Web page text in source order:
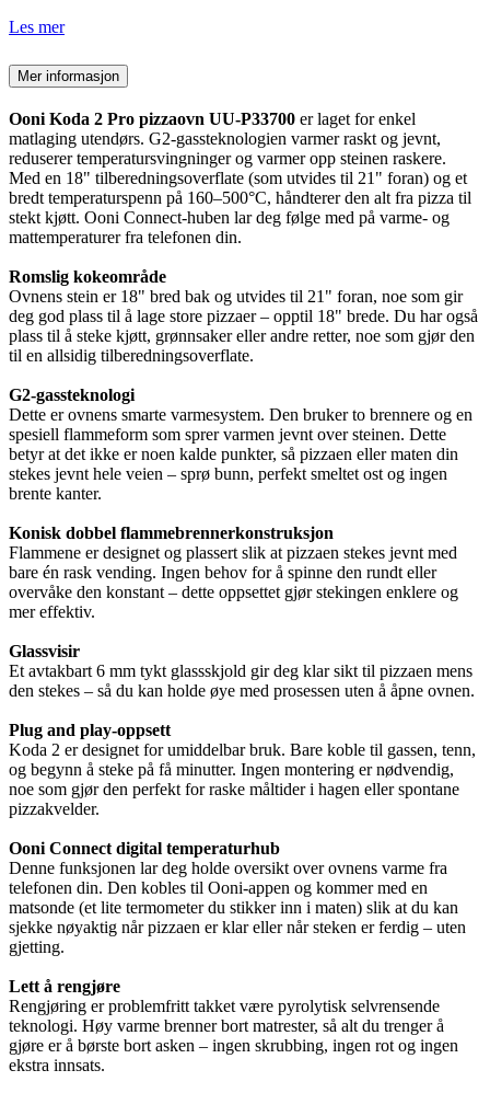
Les mer
Mer informasjon
Ooni Koda 2 Pro pizzaovn UU-P33700 er laget for enkel
matlaging utendørs. G2-gassteknologien varmer raskt og jevnt,
reduserer temperatursvingninger og varmer opp steinen raskere.
Med en 18" tilberedningsoverflate (som utvides til 21" foran) og et
bredt temperaturspenn på 160–500°C, håndterer den alt fra pizza til
stekt kjøtt. Ooni Connect-huben lar deg følge med på varme- og
mattemperaturer fra telefonen din.
Romslig kokeområde
Ovnens stein er 18" bred bak og utvides til 21" foran, noe som gir
deg god plass til å lage store pizzaer – opptil 18" brede. Du har også
plass til å steke kjøtt, grønnsaker eller andre retter, noe som gjør den
til en allsidig tilberedningsoverflate.
G2-gassteknologi
Dette er ovnens smarte varmesystem. Den bruker to brennere og en
spesiell flammeform som sprer varmen jevnt over steinen. Dette
betyr at det ikke er noen kalde punkter, så pizzaen eller maten din
stekes jevnt hele veien – sprø bunn, perfekt smeltet ost og ingen
brente kanter.
Konisk dobbel flammebrennerkonstruksjon
Flammene er designet og plassert slik at pizzaen stekes jevnt med
bare én rask vending. Ingen behov for å spinne den rundt eller
overvåke den konstant – dette oppsettet gjør stekingen enklere og
mer effektiv.
Glassvisir
Et avtakbart 6 mm tykt glassskjold gir deg klar sikt til pizzaen mens
den stekes – så du kan holde øye med prosessen uten å åpne ovnen.
Plug and play-oppsett
Koda 2 er designet for umiddelbar bruk. Bare koble til gassen, tenn,
og begynn å steke på få minutter. Ingen montering er nødvendig,
noe som gjør den perfekt for raske måltider i hagen eller spontane
pizzakvelder.
Ooni Connect digital temperaturhub
Denne funksjonen lar deg holde oversikt over ovnens varme fra
telefonen din. Den kobles til Ooni-appen og kommer med en
matsonde (et lite termometer du stikker inn i maten) slik at du kan
sjekke nøyaktig når pizzaen er klar eller når steken er ferdig – uten
gjetting.
Lett å rengjøre
Rengjøring er problemfritt takket være pyrolytisk selvrensende
teknologi. Høy varme brenner bort matrester, så alt du trenger å
gjøre er å børste bort asken – ingen skrubbing, ingen rot og ingen
ekstra innsats.